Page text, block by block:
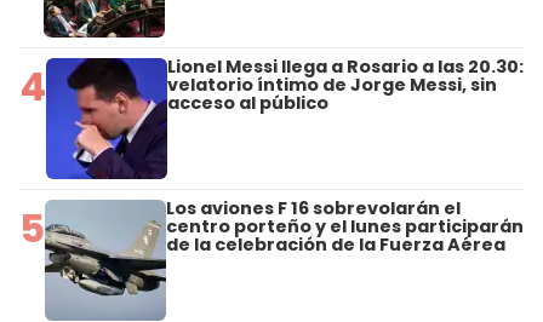
4 Lionel Messi llega a Rosario a las 20.30:
velatorio íntimo de Jorge Messi, sin
acceso al público
5 Los aviones F 16 sobrevolarán el
centro porteño y el lunes participarán
de la celebración de la Fuerza Aérea